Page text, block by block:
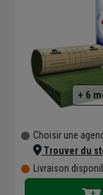
+ 6
Choisir une
Trouver du
Livraison